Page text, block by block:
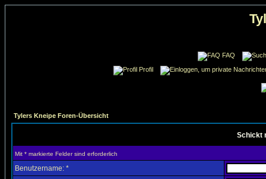
FAQ
Profil
Tylers Kneipe Foren-Übersicht
Schickt
Mit * markierte Felder sind erforderlich
Benutzername: *